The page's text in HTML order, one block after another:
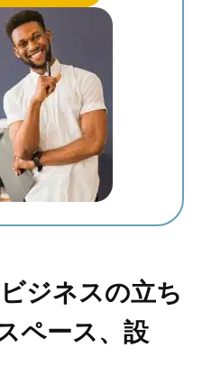
ジネスの立ち
ペース、設